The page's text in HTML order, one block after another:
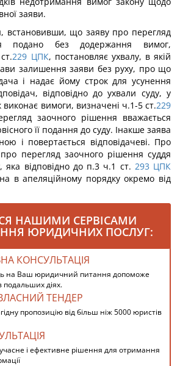
заяви.
встановивши, що заяву про перегляд
подано без додержання вимог,
229 ЦПК, постановляє ухвалу, в якій
залишення заяви без руху, про що
і надає йому строк для усунення
відповідно до ухвали суду, у
виконає вимоги, визначені ч.1-5 ст.229
заочного рішення вважається
її подання до суду. Інакше заява
і повертається відповідачеві. Про
перегляд заочного рішення суддя
яка відповідно до п.3 ч.1 ст. 293 ЦПК
в апеляційному порядку окремо від
НАШИМИ СЕРВІСАМИ
ЮРИДИЧНИХ ПОСЛУГ:
КОНСУЛЬТАЦІЯ
на Ваш юридичний питання допоможе
подальших діях.
ТЕНДЕР
пропозицію від більш ніж 5000 юристів
і ефективне рішення для отримання